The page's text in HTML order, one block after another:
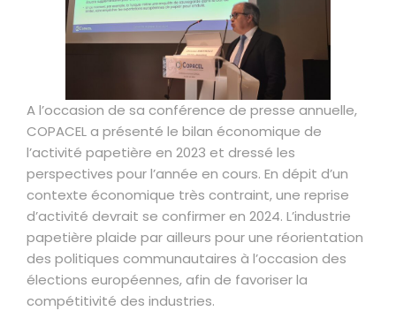
A l’occasion de sa conférence de presse annuelle,
COPACEL a présenté le bilan économique de
l’activité papetière en 2023 et dressé les
perspectives pour l’année en cours. En dépit d’un
contexte économique très contraint, une reprise
d’activité devrait se confirmer en 2024. L’industrie
papetière plaide par ailleurs pour une réorientation
des politiques communautaires à l’occasion des
élections européennes, afin de favoriser la
compétitivité des industries.